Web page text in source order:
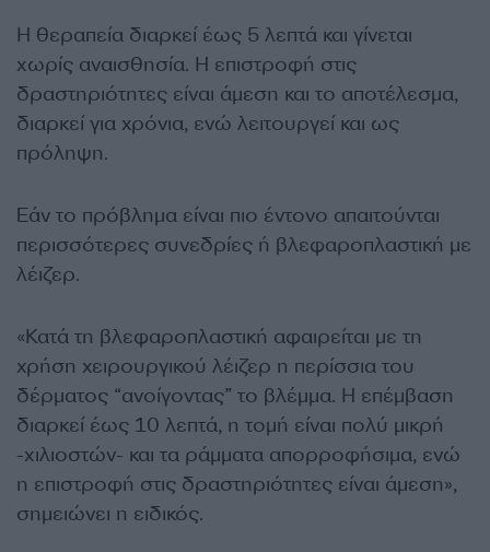
Η θεραπεία διαρκεί έως 5 λεπτά και γίνεται
χωρίς αναισθησία. Η επιστροφή στις
δραστηριότητες είναι άμεση και το αποτέλεσμα,
διαρκεί για χρόνια, ενώ λειτουργεί και ως
πρόληψη.
Εάν το πρόβλημα είναι πιο έντονο απαιτούνται
περισσότερες συνεδρίες ή βλεφαροπλαστική με
λέιζερ.
«Κατά τη βλεφαροπλαστική αφαιρείται με τη
χρήση χειρουργικού λέιζερ η περίσσια του
δέρματος “ανοίγοντας” το βλέμμα. Η επέμβαση
διαρκεί έως 10 λεπτά, η τομή είναι πολύ μικρή
-χιλιοστών- και τα ράμματα απορροφήσιμα, ενώ
η επιστροφή στις δραστηριότητες είναι άμεση»,
σημειώνει η ειδικός.